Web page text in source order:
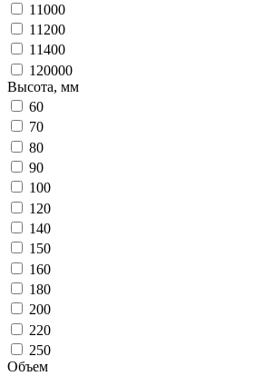
11000
11200
11400
120000
Высота, мм
60
70
80
90
100
120
140
150
160
180
200
220
250
Объем